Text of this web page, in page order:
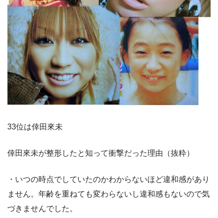
33位は倖田來未
倖田來未が整形したと知って衝撃だった理由（抜粋）
・いつの時点でしていたのかわからないほど違和感があり
ません。年齢を重ねても変わらないし違和感もないので気
づきませんでした。